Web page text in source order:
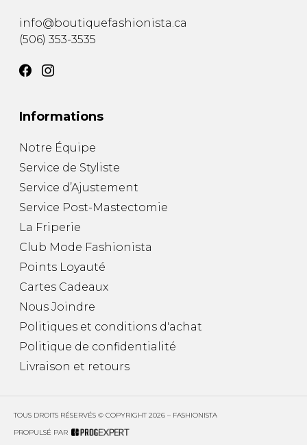
info@boutiquefashionista.ca
(506) 353-3535
Informations
Notre Équipe
Service de Styliste
Service d’Ajustement
Service Post-Mastectomie
La Friperie
Club Mode Fashionista
Points Loyauté
Cartes Cadeaux
Nous Joindre
Politiques et conditions d'achat
Politique de confidentialité
Livraison et retours
TOUS DROITS RÉSERVÉS © COPYRIGHT 2026 – FASHIONISTA
PROPULSÉ PAR